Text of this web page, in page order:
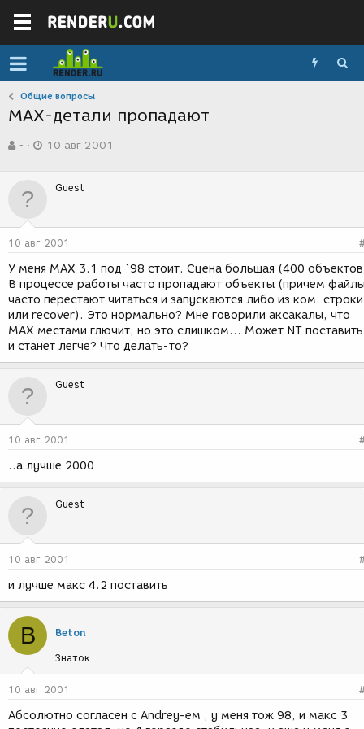
Общие вопросы
MAX-детали пропадают
в
р
м
-
а
д
н
и
я
10 авг 2001
Guest
10 авг 2001
У меня MAX 3.1 под `98 стоит. Сцена большая (400
В процессе работы часто пропадают объекты (причем
часто перестают читаться и запускаются либо из ком. строки
или recover). Это нормально? Мне говорили аксакалы, что
MAX местами глючит, но это слишком... Может NT поставить
и станет легче? Что делать-то?
Guest
10 авг 2001
..а лучше 2000
Guest
10 авг 2001
и лучше макс 4.2 поставить
B Beton
Знаток
10 авг 2001
Абсолютно согласен с Andrey-ем , у меня тож 98, и макс 3